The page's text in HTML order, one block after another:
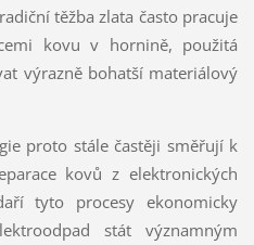
těžba zlata často pracuje
kovu v hornině, použitá
výrazně bohatší materiálový
proto stále častěji směřují k
kovů z elektronických
tyto procesy ekonomicky
stát významným